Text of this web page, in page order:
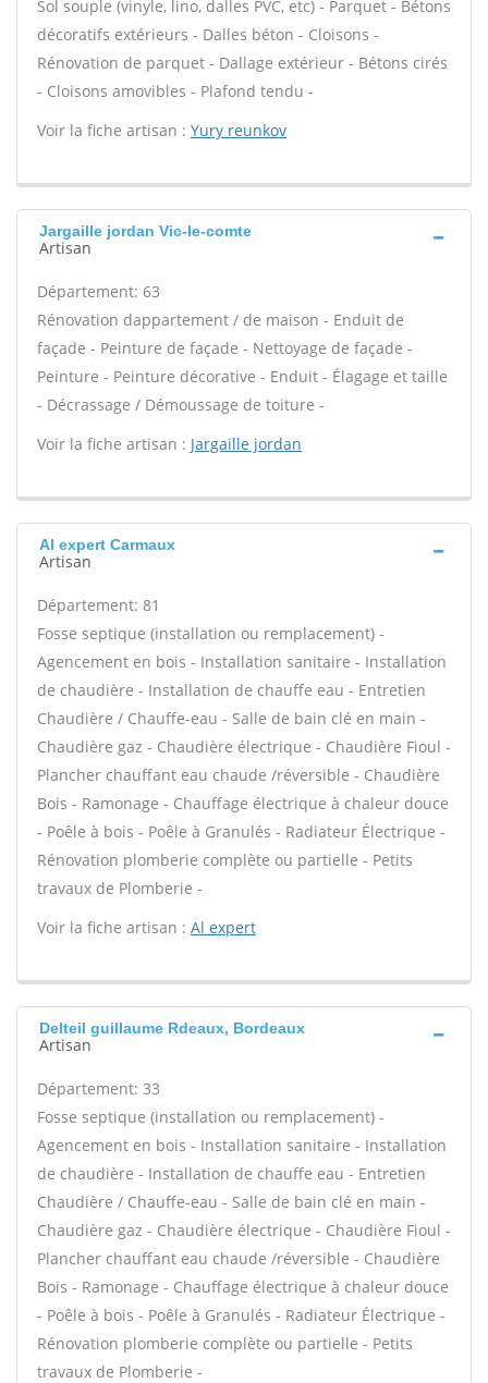
Sol souple (vinyle, lino, dalles PVC, etc) - Parquet - Bétons
décoratifs extérieurs - Dalles béton - Cloisons -
Rénovation de parquet - Dallage extérieur - Bétons cirés
- Cloisons amovibles - Plafond tendu -
Voir la fiche artisan : Yury reunkov
Jargaille jordan Vic-le-comte
Artisan
Département: 63
Rénovation dappartement / de maison - Enduit de
façade - Peinture de façade - Nettoyage de façade -
Peinture - Peinture décorative - Enduit - Élagage et taille
- Décrassage / Démoussage de toiture -
Voir la fiche artisan : Jargaille jordan
Al expert Carmaux
Artisan
Département: 81
Fosse septique (installation ou remplacement) -
Agencement en bois - Installation sanitaire - Installation
de chaudière - Installation de chauffe eau - Entretien
Chaudière / Chauffe-eau - Salle de bain clé en main -
Chaudière gaz - Chaudière électrique - Chaudière Fioul -
Plancher chauffant eau chaude /réversible - Chaudière
Bois - Ramonage - Chauffage électrique à chaleur douce
- Poêle à bois - Poêle à Granulés - Radiateur Électrique -
Rénovation plomberie complète ou partielle - Petits
travaux de Plomberie -
Voir la fiche artisan : Al expert
Delteil guillaume Rdeaux, Bordeaux
Artisan
Département: 33
Fosse septique (installation ou remplacement) -
Agencement en bois - Installation sanitaire - Installation
de chaudière - Installation de chauffe eau - Entretien
Chaudière / Chauffe-eau - Salle de bain clé en main -
Chaudière gaz - Chaudière électrique - Chaudière Fioul -
Plancher chauffant eau chaude /réversible - Chaudière
Bois - Ramonage - Chauffage électrique à chaleur douce
- Poêle à bois - Poêle à Granulés - Radiateur Électrique -
Rénovation plomberie complète ou partielle - Petits
travaux de Plomberie -